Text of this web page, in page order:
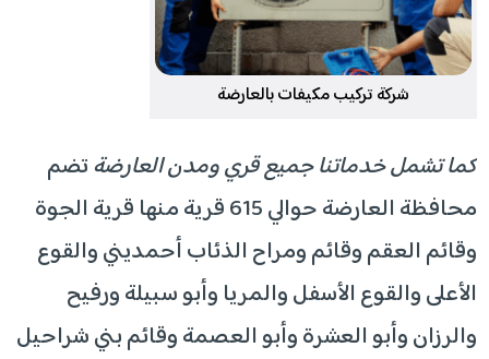
شركة تركيب مكيفات بالعارضة
كما تشمل خدماتنا جميع قري ومدن العارضةتضم
محافظة العارضة حوالي 615 قرية منها قرية الجوة
وقائم العقم وقائم ومراح الذئاب أحمديني والقوع
الأعلى والقوع الأسفل والمريا وأبو سبيلة ورفيح
والرزان وأبو العشرة وأبو العصمة وقائم بني شراحيل